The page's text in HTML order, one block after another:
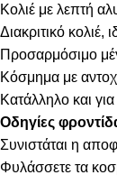
Κολιέ με λεπτή
Διακριτικό κολιέ,
Προσαρμόσιμο
Κόσμημα με
Κατάλληλο και
Οδηγίες
Συνιστάται η
Φυλάσσετε τα